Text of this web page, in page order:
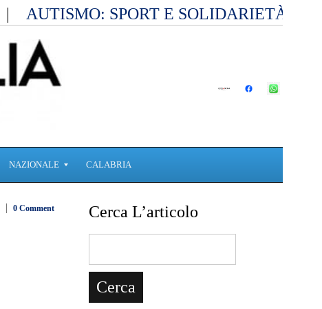
AUTISMO: SPORT E SOLIDARIETÀ
NAZIONALE CALABRIA
0 Comment Cerca L’articolo